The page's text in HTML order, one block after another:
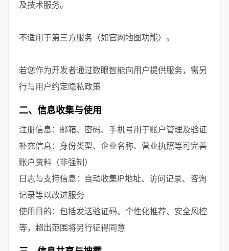
及技术服务。
不适用于第三方服务（如官网地图功能）。
若您作为开发者通过数眼智能向用户提供服务，需另
行与用户约定隐私政策
二、信息收集与使用
注册信息：邮箱、密码、手机号用于账户管理及验证
补充信息：身份类型、企业名称、营业执照等可完善
账户资料（非强制）
日志与支持信息：自动收集IP地址、访问记录、咨询
记录等以改进服务
使用目的：包括发送验证码、个性化推荐、安全风控
等，超出范围将另行征得同意